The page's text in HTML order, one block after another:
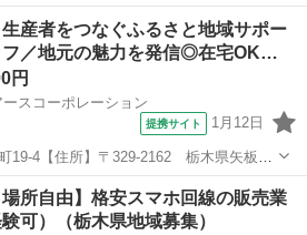
09:30~14:00 [勤務地・最寄
エリア選択可 ワールド・フ...
産者をつなぐふるさと地域サポー
フ／地元の魅力を発信◎在宅OK…
円
スコーポレーション
提携サイト 1月12日
19-4【住所】〒329-2162 栃木県矢板市
： パート・アル...
場所自由】格安スマホ回線の販売業
可）（栃木県地域募集）